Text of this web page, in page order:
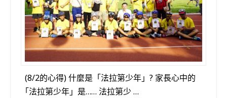
(8/2的心得) 什麼是「法拉第少年」? 家長心中的
「法拉第少年」是…… 法拉第少 …